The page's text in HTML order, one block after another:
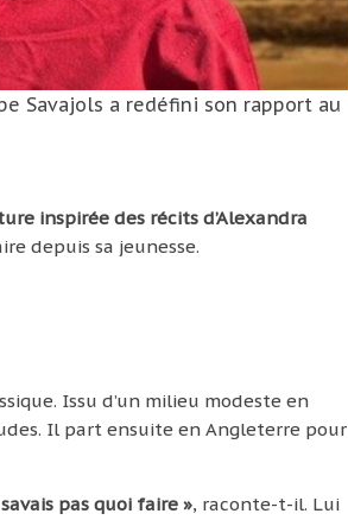
Savajols a redéfini son rapport au
inspirée des récits d’Alexandra
depuis sa jeunesse.
Issu d’un milieu modeste en
Il part ensuite en Angleterre pour
pas quoi faire », raconte-t-il. Lui